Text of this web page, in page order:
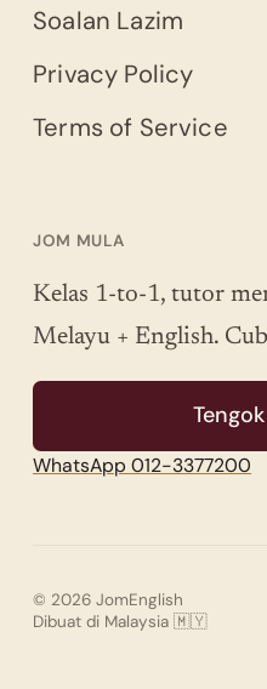
Soalan Lazim
Privacy Policy
Terms of Service
JOM MULA
Kelas 1-to-1, tutor
Melayu + English.
WhatsApp 012-3377200
© 2026 JomEnglish
Dibuat di Malaysia 🇲🇾